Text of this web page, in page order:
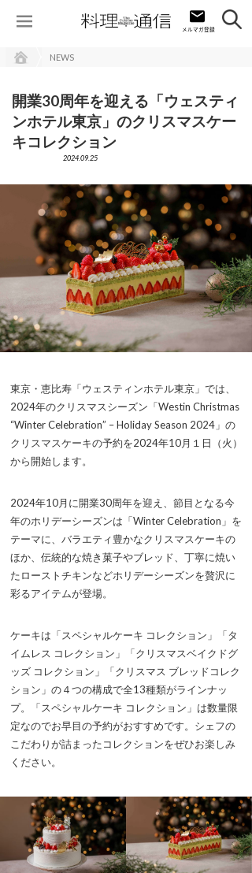
NEWS
開業30周年を迎える「ウェスティ
ンホテル東京」のクリスマスケー
キコレクション
2024.09.25
東京・恵比寿「ウェスティンホテル東京」では、
2024年のクリスマスシーズン「Westin Christmas
“Winter Celebration” – Holiday Season 2024」の
クリスマスケーキの予約を2024年10月１日（火）
から開始します。
2024年10月に開業30周年を迎え、節目となる今
年のホリデーシーズンは「Winter Celebration」を
テーマに、バラエティ豊かなクリスマスケーキの
ほか、伝統的な焼き菓子やブレッド、丁寧に焼い
たローストチキンなどホリデーシーズンを贅沢に
彩るアイテムが登場。
ケーキは「スペシャルケーキ コレクション」「タ
イムレス コレクション」「クリスマスベイクドグ
ッズ コレクション」「クリスマス ブレッドコレク
ション」の４つの構成で全13種類がラインナッ
プ。「スペシャルケーキ コレクション」は数量限
定なのでお早目の予約がおすすめです。シェフの
こだわりが詰まったコレクションをぜひお楽しみ
ください。